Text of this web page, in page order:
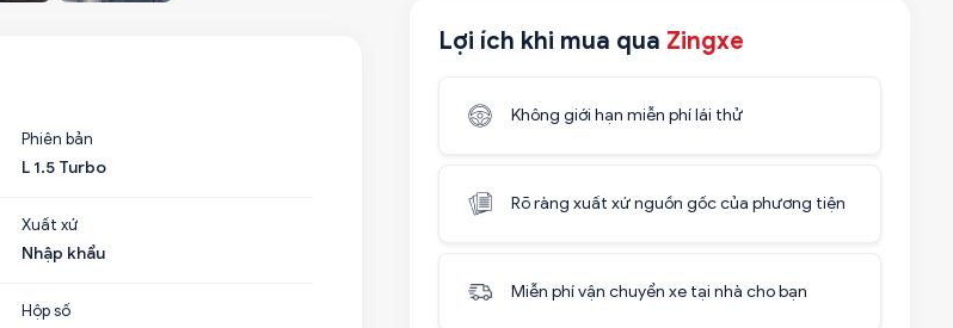
Lợi ích khi mua qua Zingxe
Không giới hạn miễn phí lái thử
Rõ ràng xuất xứ nguồn gốc của phương tiện
Miễn phí vận chuyển xe tại nhà cho bạn
Phiên bản
L 1.5 Turbo
Xuất xứ
Nhập khẩu
Hộp số